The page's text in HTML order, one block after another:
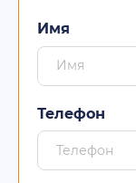
Имя
Телефон